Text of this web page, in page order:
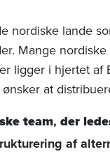
nordiske lande
Mange
ligger i hjertet af
at
team, der
af